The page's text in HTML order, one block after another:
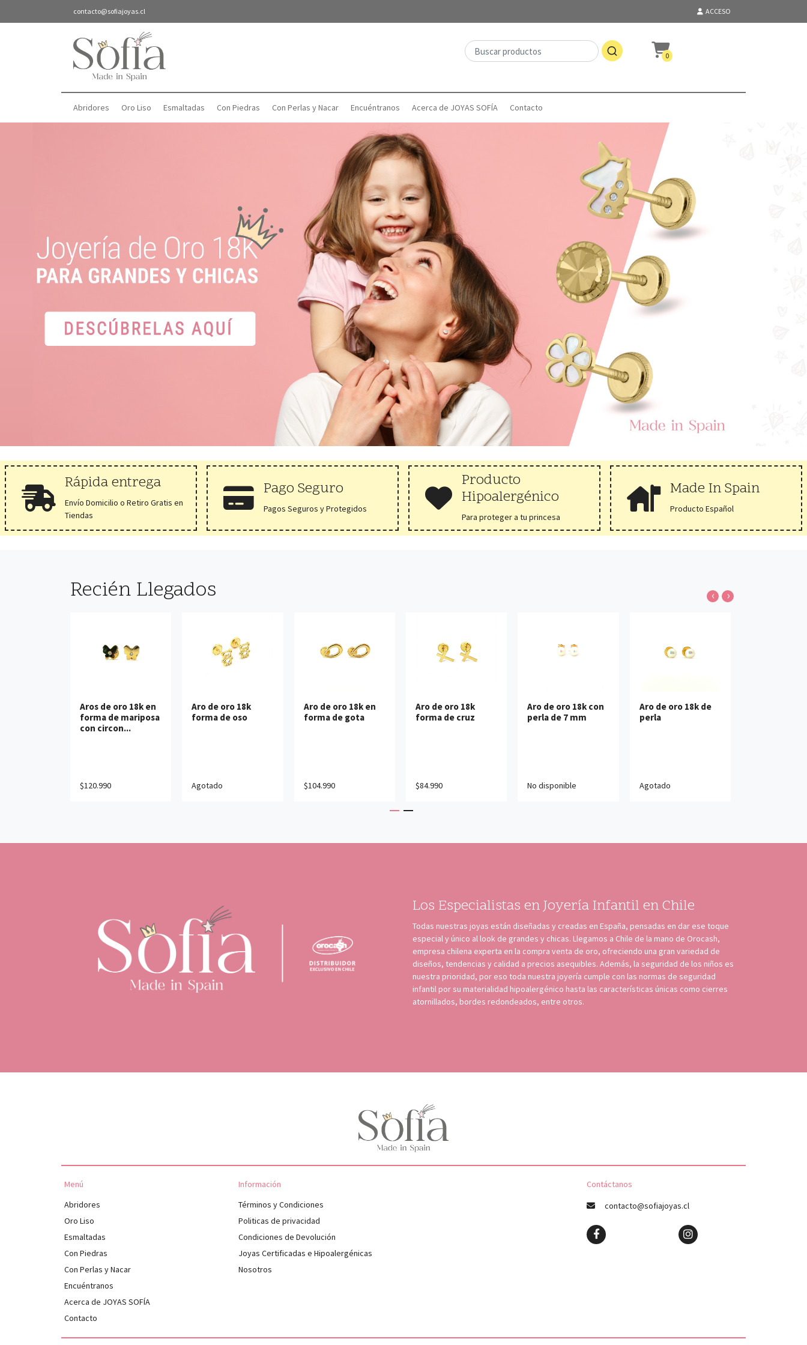
contacto@sofiajoyas.cl ACCESO
0
Abridores Oro Liso Esmaltadas Con Piedras Con Perlas y Nacar Encuéntranos Acerca de JOYAS SOFÍA Contacto
Rápida entrega
Envío Domicilio o Retiro Gratis en
Tiendas
Pago Seguro
Pagos Seguros y Protegidos
Producto
Hipoalergénico
Para proteger a tu princesa
Made In Spain
Producto Español
Recién Llegados
Aros de oro 18k en
forma de mariposa
con circon...
$120.990
Aro de oro 18k
forma de oso
Agregar al carro
Agotado
Aro de oro 18k en
forma de gota
$104.990
Aro de oro 18k
forma de cruz
$84.990
Aro de oro 18k con
perla de 7 mm
Agregar al carro
No disponible
Aro de oro 18k de
perlaAgregar al carro
Agotado
‹ ›
Los Especialistas en Joyería Infantil en Chile
Todas nuestras joyas están diseñadas y creadas en España, pensadas en dar ese toque
especial y único al look de grandes y chicas. Llegamos a Chile de la mano de Orocash,
empresa chilena experta en la compra venta de oro, ofreciendo una gran variedad de
diseños, tendencias y calidad a precios asequibles. Además, la seguridad de los niños es
nuestra prioridad, por eso toda nuestra joyería cumple con las normas de seguridad
infantil por su materialidad hipoalergénico hasta las características únicas como cierres
atornillados, bordes redondeados, entre otros.
Menú
Abridores
Oro Liso
Esmaltadas
Con Piedras
Con Perlas y Nacar
Encuéntranos
Acerca de JOYAS SOFÍA
Contacto
Información
Términos y Condiciones
Politicas de privacidad
Condiciones de Devolución
Joyas Certificadas e Hipoalergénicas
Nosotros
Contáctanos
contacto@sofiajoyas.cl